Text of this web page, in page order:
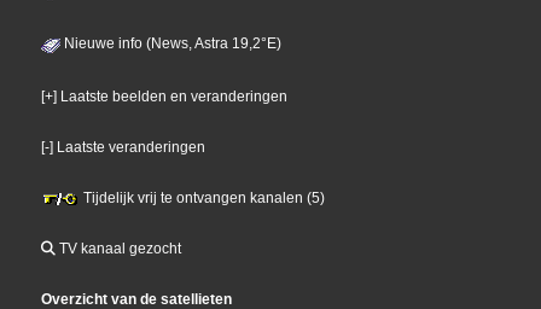
Nieuwe info (News, Astra 19,2°E)
[+] Laatste beelden en veranderingen
[-] Laatste veranderingen
Tijdelijk vrij te ontvangen kanalen (5)
TV kanaal gezocht
Overzicht van de satellieten